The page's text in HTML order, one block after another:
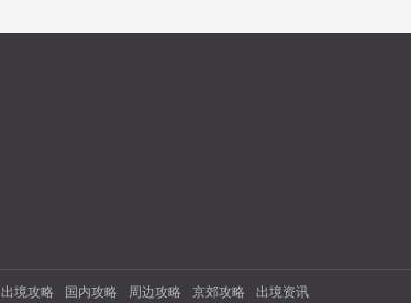
出境攻略 国内攻略 周边攻略 京郊攻略 出境资讯